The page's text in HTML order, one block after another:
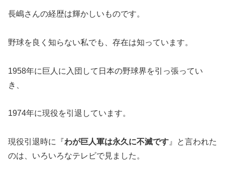
長嶋さんの経歴は輝かしいものです。
野球を良く知らない私でも、存在は知っています。
1958年に巨人に入団して日本の野球界を引っ張ってい
き、
1974年に現役を引退しています。
現役引退時に『わが巨人軍は永久に不滅です 』と言われた
のは、いろいろなテレビで見ました。